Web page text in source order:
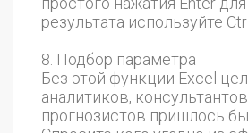
результата используйте
8. Подбор параметра
Без этой функции Excel
аналитиков,
прогнозистов пришлось бы